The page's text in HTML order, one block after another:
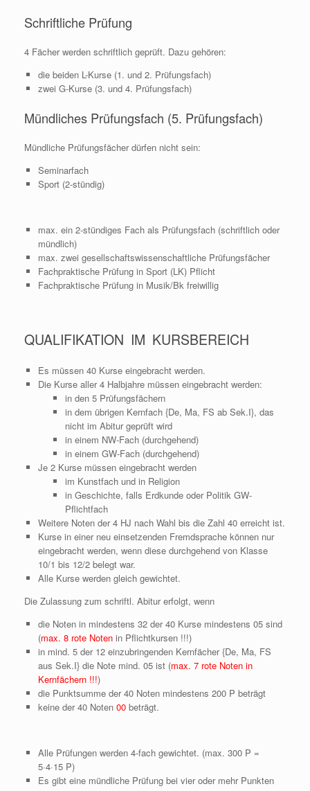
Schriftliche Prüfung
4 Fächer werden schriftlich geprüft. Dazu gehören:
die beiden L-Kurse (1. und 2. Prüfungsfach)
zwei G-Kurse (3. und 4. Prüfungsfach)
Mündliches Prüfungsfach (5. Prüfungsfach)
Mündliche Prüfungsfächer dürfen nicht sein:
Seminarfach
Sport (2-stündig)
max. ein 2-stündiges Fach als Prüfungsfach (schriftlich oder
mündlich)
max. zwei gesellschaftswissenschaftliche Prüfungsfächer
Fachpraktische Prüfung in Sport (LK) Pflicht
Fachpraktische Prüfung in Musik/Bk freiwillig
QUALIFIKATION IM KURSBEREICH
Es müssen 40 Kurse eingebracht werden.
Die Kurse aller 4 Halbjahre müssen eingebracht werden:
in den 5 Prüfungsfächern
in dem übrigen Kernfach {De, Ma, FS ab Sek.I}, das
nicht im Abitur geprüft wird
in einem NW-Fach (durchgehend)
in einem GW-Fach (durchgehend)
Je 2 Kurse müssen eingebracht werden
im Kunstfach und in Religion
in Geschichte, falls Erdkunde oder Politik GW-
Pflichtfach
Weitere Noten der 4 HJ nach Wahl bis die Zahl 40 erreicht ist.
Kurse in einer neu einsetzenden Fremdsprache können nur
eingebracht werden, wenn diese durchgehend von Klasse
10/1 bis 12/2 belegt war.
Alle Kurse werden gleich gewichtet.
Die Zulassung zum schriftl. Abitur erfolgt, wenn
die Noten in mindestens 32 der 40 Kurse mindestens 05 sind
(max. 8 rote Notenin Pflichtkursen !!!)
in mind. 5 der 12 einzubringenden Kernfächer {De, Ma, FS
aus Sek.I} die Note mind. 05 ist (max. 7 rote Noten in
Kernfächern !!!)
die Punktsumme der 40 Noten mindestens 200 P beträgt
keine der 40 Noten 00 beträgt.
Alle Prüfungen werden 4-fach gewichtet. (max. 300 P =
5·4·15 P)
Es gibt eine mündliche Prüfung bei vier oder mehr Punkten